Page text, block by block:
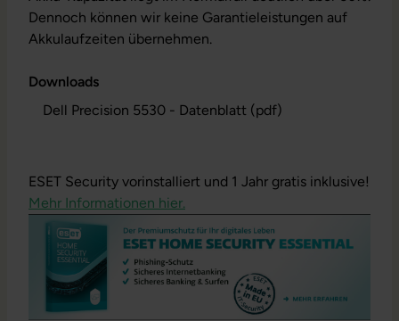
Dennoch können wir keine Garantieleistungen auf
Akkulaufzeiten übernehmen.
Downloads
Dell Precision 5530 - Datenblatt (pdf)
ESET Security vorinstalliert und 1 Jahr gratis inklusive!
Mehr Informationen hier.